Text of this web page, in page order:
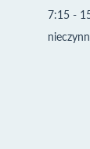
7:15 -